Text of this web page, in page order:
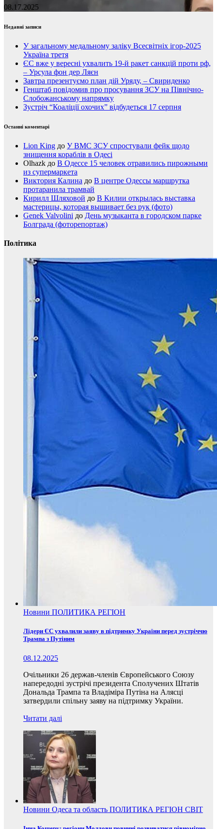
08.17.2025
Недавні записи
У загальному медальному заліку Всесвітніх ігор-2025
Україна третя
ЄС вже у вересні ухвалить 19-й ракет санкцій проти рф,
– Урсула фон дер Ляєн
Завтра презентуємо план дій Уряду, – Свириденко
Генштаб повідомив про просування ЗСУ на Північно-
Слобожанському напрямку
Зустріч “Коаліції охочих” відбудеться 17 серпня
Останні коментарі
Lion King до У ВМС ЗСУ спростували фейк щодо
знищення кораблів в Одесі
Olhazk до В Одессе 15 человек отравились пирожными
из супермаркета
Виктория Калина до В центре Одессы маршрутка
протаранила трамвай
Кирилл Шляховой до В Килии открылась выставка
мастерицы, которая вышивает без рук (фото)
Genek Valvolini до День музыканта в городском парке
Болграда (фоторепортаж)
Політика
Новини ПОЛИТИКА РЕГІОН
Лідери ЄС ухвалили заяву в підтримку України перед зустріччю
Трампа з Путіним
08.12.2025
Очільники 26 держав-членів Європейського Союзу
напередодні зустрічі президента Сполучених Штатів
Дональда Трампа та Владіміра Путіна на Алясці
затвердили спільну заяву на підтримку України.
Читати далі
Новини Одеса та область ПОЛИТИКА РЕГІОН СВІТ